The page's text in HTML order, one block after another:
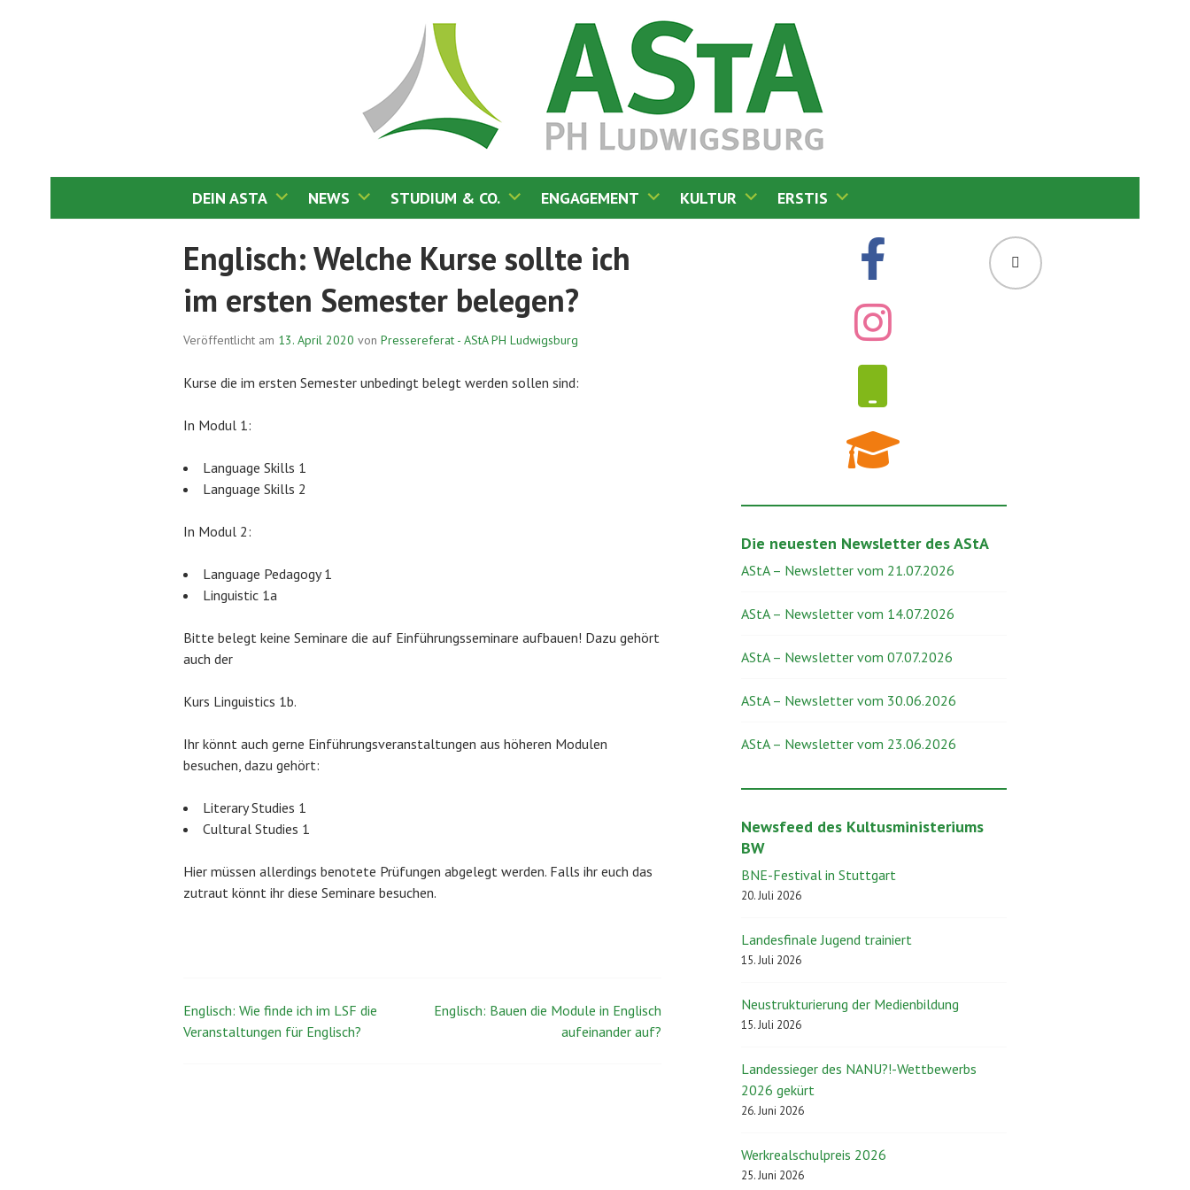
ASTA PH LUDWIGSBURG
DEIN ASTA NEWS STUDIUM & CO. ENGAGEMENT KULTUR ERSTIS
SUCHEN
Englisch: Welche Kurse sollte ich
im ersten Semester belegen?
Veröffentlicht am 13. April 2020 von Pressereferat - AStA PH Ludwigsburg
Kurse die im ersten Semester unbedingt belegt werden sollen sind:
In Modul 1:
Language Skills 1
Language Skills 2
In Modul 2:
Language Pedagogy 1
Linguistic 1a
Bitte belegt keine Seminare die auf Einführungsseminare aufbauen! Dazu gehört
auch der
Kurs Linguistics 1b.
Ihr könnt auch gerne Einführungsveranstaltungen aus höheren Modulen
besuchen, dazu gehört:
Literary Studies 1
Cultural Studies 1
Hier müssen allerdings benotete Prüfungen abgelegt werden. Falls ihr euch das
zutraut könnt ihr diese Seminare besuchen.
Beitrags-
Englisch: Wie finde ich im LSF die
Veranstaltungen für Englisch?
Englisch: Bauen die Module in Englisch
aufeinander auf?
Die neuesten Newsletter des AStA
AStA – Newsletter vom 21.07.2026
AStA – Newsletter vom 14.07.2026
AStA – Newsletter vom 07.07.2026
AStA – Newsletter vom 30.06.2026
AStA – Newsletter vom 23.06.2026
Newsfeed des Kultusministeriums
BW
BNE-Festival in Stuttgart
20. Juli 2026
Landesfinale Jugend trainiert
15. Juli 2026
Neustrukturierung der Medienbildung
15. Juli 2026
Landessieger des NANU?!-Wettbewerbs
2026 gekürt
26. Juni 2026
Werkrealschulpreis 2026
25. Juni 2026